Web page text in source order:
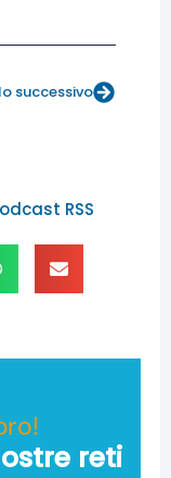
successivo
RSS
reti